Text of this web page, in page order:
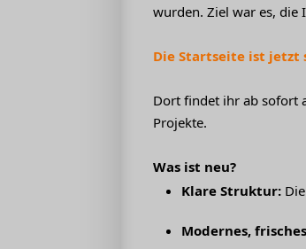
wurden. Ziel war es,
Die Startseite ist jetzt
Dort findet ihr ab sofort
Projekte.
Was ist neu?
Klare Struktur:
Modernes,